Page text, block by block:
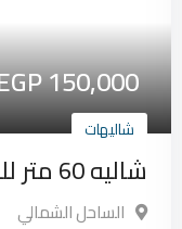
EGP150,000
شاليهات
شاليه 60 متر للبيع في الساحل الشمالي
الساحل الشمالي